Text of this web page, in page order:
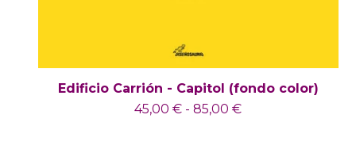
Edificio Carrión - Capitol (fondo color)
45,00€ -85,00€